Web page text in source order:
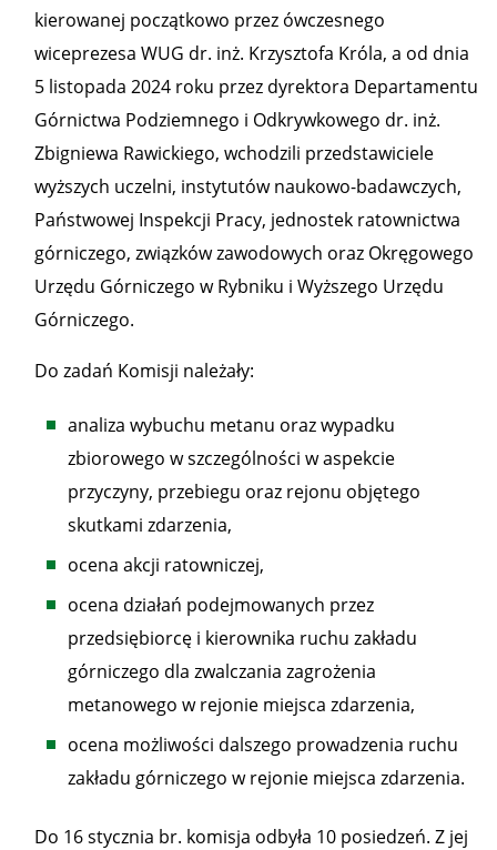
kierowanej początkowo przez ówczesnego
wiceprezesa WUG dr. inż. Krzysztofa Króla, a od dnia
5 listopada 2024 roku przez dyrektora Departamentu
Górnictwa Podziemnego i Odkrywkowego dr. inż.
Zbigniewa Rawickiego, wchodzili przedstawiciele
wyższych uczelni, instytutów naukowo-badawczych,
Państwowej Inspekcji Pracy, jednostek ratownictwa
górniczego, związków zawodowych oraz Okręgowego
Urzędu Górniczego w Rybniku i Wyższego Urzędu
Górniczego.
Do zadań Komisji należały:
analiza wybuchu metanu oraz wypadku
zbiorowego w szczególności w aspekcie
przyczyny, przebiegu oraz rejonu objętego
skutkami zdarzenia,
ocena akcji ratowniczej,
ocena działań podejmowanych przez
przedsiębiorcę i kierownika ruchu zakładu
górniczego dla zwalczania zagrożenia
metanowego w rejonie miejsca zdarzenia,
ocena możliwości dalszego prowadzenia ruchu
zakładu górniczego w rejonie miejsca zdarzenia.
Do 16 stycznia br. komisja odbyła 10 posiedzeń. Z jej